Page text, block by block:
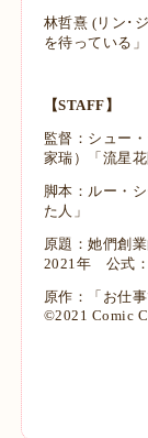
林哲熹 (リン･
を待っている」
【STAFF】
監督：シュー
家瑞）「流星
脚本：ルー・
た人」
原題：她們創
2021年 公式
原作：「お仕
©2021 Comic